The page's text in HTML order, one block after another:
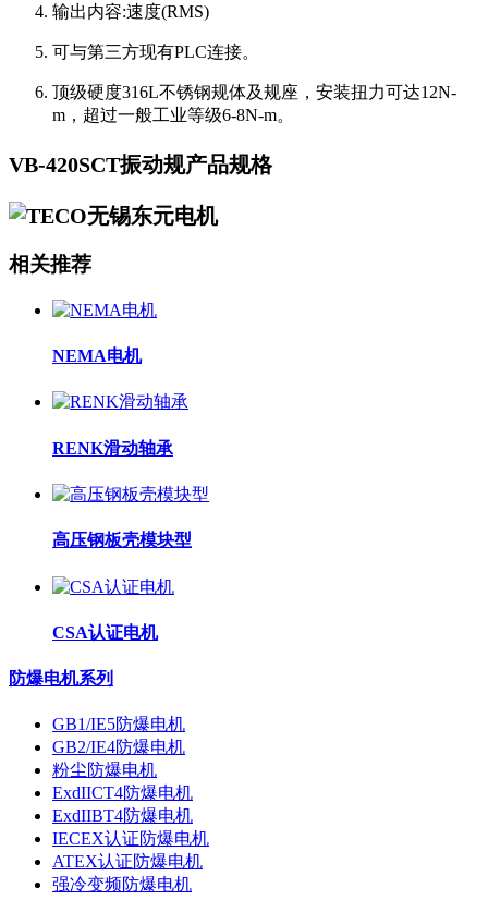
输出内容:速度(RMS)
可与第三方现有PLC连接。
顶级硬度316L不锈钢规体及规座，安装扭力可达12N-
m，超过一般工业等级6-8N-m。
VB-420SCT振动规产品规格
相关推荐
NEMA电机
RENK滑动轴承
高压钢板壳模块型
CSA认证电机
防爆电机系列
GB1/IE5防爆电机
GB2/IE4防爆电机
粉尘防爆电机
ExdIICT4防爆电机
ExdIIBT4防爆电机
IECEX认证防爆电机
ATEX认证防爆电机
强冷变频防爆电机